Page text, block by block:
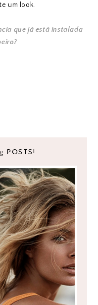
um look.
que já está instalada
POSTS!
TREND